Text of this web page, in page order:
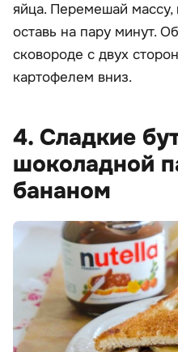
яйца. Перемешай
оставь на пару минут.
сковороде с двух
картофелем вниз.
4. Сладкие
шоколадной
бананом